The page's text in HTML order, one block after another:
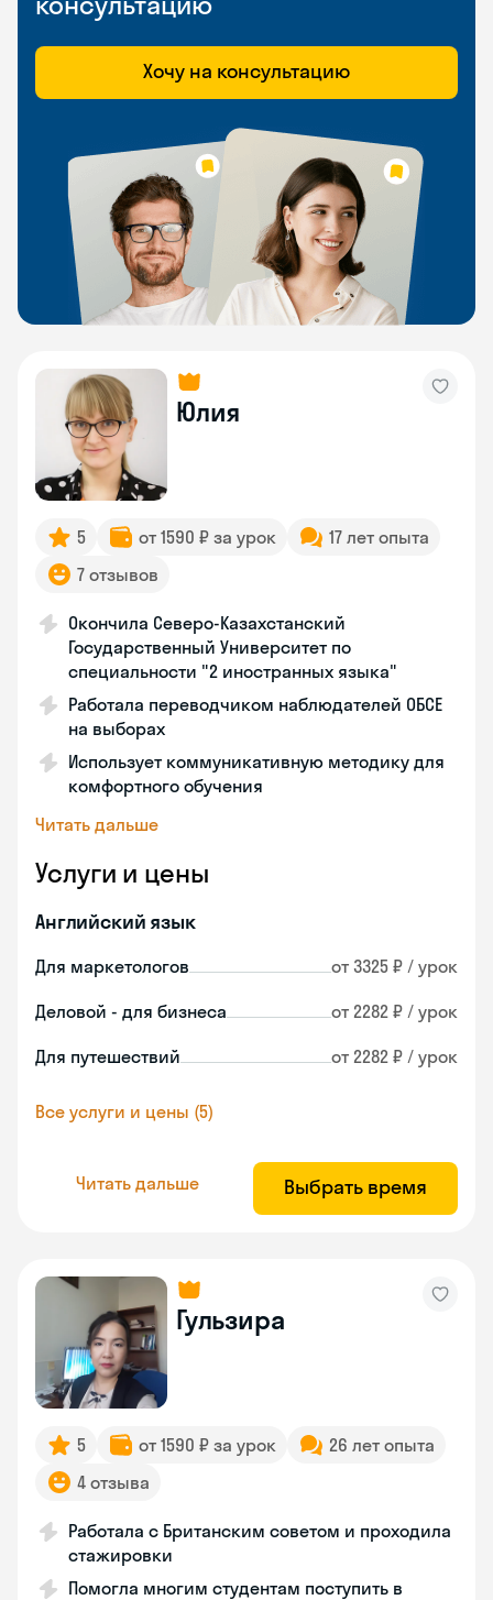
Хочу на консультацию
Юлия
5 от 1590 ₽ за урок
17 лет опыта
7 отзывов
Окончила Северо-Казахстанский
Государственный Университет по
специальности "2 иностранных языка"
Работала переводчиком наблюдателей ОБСЕ
на выборах
Использует коммуникативную методику для
комфортного обучения
Читать дальше
Услуги и цены
Английский язык
Для маркетологов от 3325 ₽ / урок
Деловой - для бизнеса от 2282 ₽ / урок
Для путешествий от 2282 ₽ / урок
Все услуги и цены (5)
Читать дальше Выбрать время
Гульзира
5 от 1590 ₽ за урок
26 лет опыта
4 отзыва
Работала с Британским советом и проходила
стажировки
Помогла многим студентам поступить в